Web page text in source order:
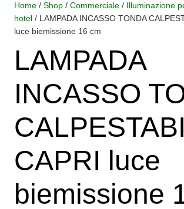
Home / Shop / Commerciale / Illuminazione
hotel / LAMPADA INCASSO TONDA
luce biemissione 16 cm
LAMPADA
INCASSO
CAPRI luce
biemissione